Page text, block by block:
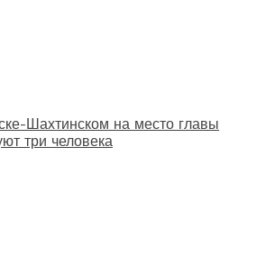
Шахтинском на место главы
три человека